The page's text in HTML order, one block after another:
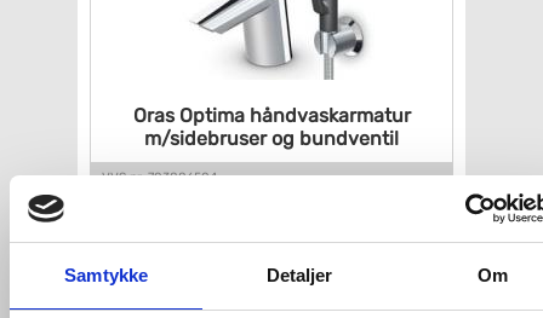
Samtykke Detaljer Om
Oras Optima håndvaskarmatur
m/sidebruser og bundventil
VVS nr. 703886504
1.937,- Køb